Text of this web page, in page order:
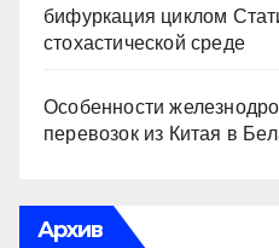
бифуркация циклом
стохастической среде
Особенности
перевозок из Китая в
Архив